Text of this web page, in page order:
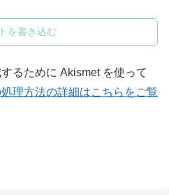
を書き込む
るために Akismet を使って
理方法の詳細はこちらをご覧